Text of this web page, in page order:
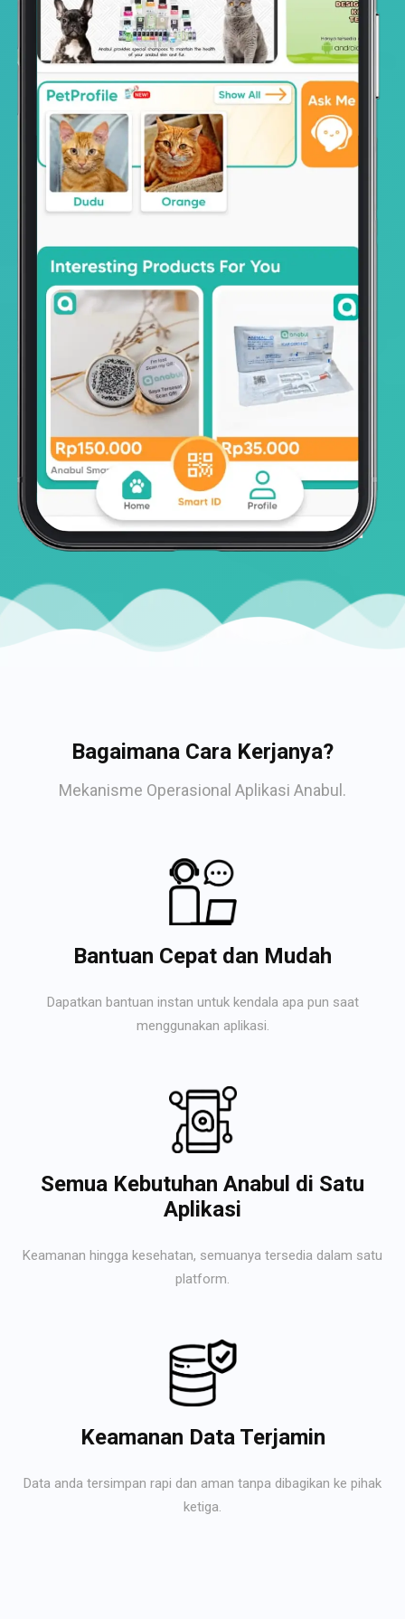
Bagaimana Cara Kerjanya?
Mekanisme Operasional Aplikasi Anabul.
Bantuan Cepat dan Mudah
Dapatkan bantuan instan untuk kendala apa pun saat
menggunakan aplikasi.
Semua Kebutuhan Anabul di Satu
Aplikasi
Keamanan hingga kesehatan, semuanya tersedia dalam satu
platform.
Keamanan Data Terjamin
Data anda tersimpan rapi dan aman tanpa dibagikan ke pihak
ketiga.